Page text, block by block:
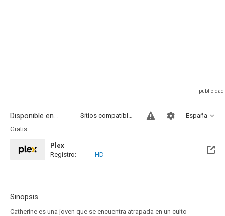
Disponible en... España
Sitios compatibles
Gratis
Plex
Registro:
HD
Sinopsis
Catherine es una joven que se encuentra atrapada en un culto